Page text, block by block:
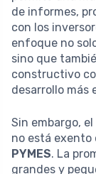
de informes,
con los
enfoque no
sino que
constructivo
desarrollo más
Sin embargo,
no está exento
PYMES. La
grandes y